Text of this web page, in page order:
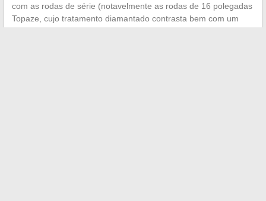
com as rodas de série (notavelmente as rodas de 16 polegadas
Topaze, cujo tratamento diamantado contrasta bem com um